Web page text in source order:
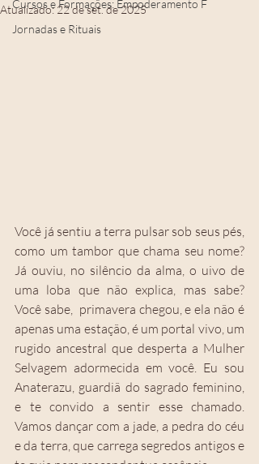
Cursos e Formações: Empoderamento F
Jornadas e Rituais
Atualizado:22 de set. de 2025
Você já sentiu a terra pulsar sob seus pés,
como um tambor que chama seu nome?
Já ouviu, no silêncio da alma, o uivo de
uma loba que não explica, mas sabe?
Você sabe,  primavera chegou, e ela não é
apenas uma estação, é um portal vivo, um
rugido ancestral que desperta a Mulher
Selvagem adormecida em você. Eu sou
Anaterazu, guardiã do sagrado feminino,
e te convido a sentir esse chamado.
Vamos dançar com a jade, a pedra do céu
e da terra, que carrega segredos antigos e